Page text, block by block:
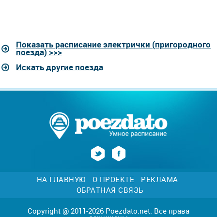
Показать расписание электрички (пригородного
поезда) >>>
Искать другие поезда
НА ГЛАВНУЮ О ПРОЕКТЕ
РЕКЛАМА
ОБРАТНАЯ СВЯЗЬ
Copyright @ 2011-2026 Poezdato.net. Все права